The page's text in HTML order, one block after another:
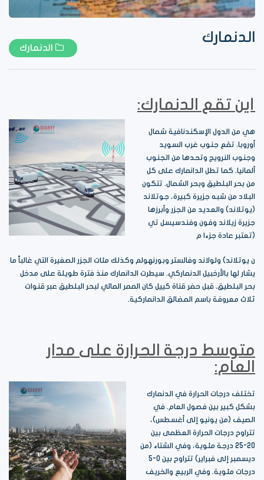
الدنمارك
الدنمارك
أين تقع الدنمارك:
هي من الدول الإسكندنافية شمال
أوروبا. تقع جنوب غرب السويد
وجنوب النرويج وتحدها من الجنوب
ألمانيا. كما تطل الدانمارك على كل
من بحر البلطيق وبحر الشمال. تتكون
البلاد من شبه جزيرة كبيرة، جوتلاند
(يوتلاند) والعديد من الجزر وأبرزها
جزيرة زيلاند وفون وفندسيسل تي
(تعتبر عادة جزءا م
ن يوتلاند) ولولاند وفالستر وبورنهولم وكذلك مئات الجزر الصغيرة التي غالباً ما
يشار لها بالأرخبيل الدنماركي. سيطرت الدانمارك منذ فترة طويلة على مدخل
بحر البلطيق. قبل حفر قناة كييل كان الممر المائي لبحر البلطيق عبر قنوات
ثلاث معروفة باسم المضائق الدانماركية.
متوسط درجة الحرارة على مدار
العام:
تختلف درجات الحرارة في الدنمارك
بشكل كبير بين فصول العام. في
الصيف (من يونيو إلى أغسطس)،
تتراوح درجات الحرارة العظمى بين
20-25 درجة مئوية، وفي الشتاء (من
ديسمبر إلى فبراير) تتراوح بين 0-5
درجات مئوية. وفي الربيع والخريف